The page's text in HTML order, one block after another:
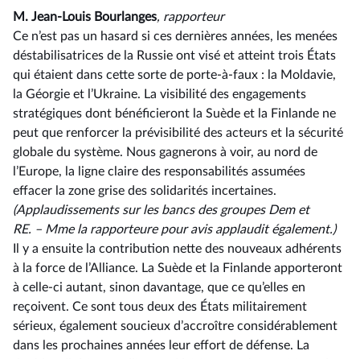
M. Jean-Louis Bourlanges, rapporteur
Ce n’est pas un hasard si ces dernières années, les menées
déstabilisatrices de la Russie ont visé et atteint trois États
qui étaient dans cette sorte de porte-à-faux : la Moldavie,
la Géorgie et l’Ukraine. La visibilité des engagements
stratégiques dont bénéficieront la Suède et la Finlande ne
peut que renforcer la prévisibilité des acteurs et la sécurité
globale du système. Nous gagnerons à voir, au nord de
l’Europe, la ligne claire des responsabilités assumées
effacer la zone grise des solidarités incertaines.
(Applaudissements sur les bancs des groupes Dem et
RE. –⁠ Mme la rapporteure pour avis applaudit également.)
Il y a ensuite la contribution nette des nouveaux adhérents
à la force de l’Alliance. La Suède et la Finlande apporteront
à celle-ci autant, sinon davantage, que ce qu’elles en
reçoivent. Ce sont tous deux des États militairement
sérieux, également soucieux d’accroître considérablement
dans les prochaines années leur effort de défense. La